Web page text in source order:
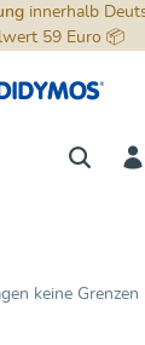
innerhalb
59 Euro 📦
keine Grenzen